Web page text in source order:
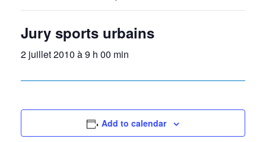
Jury sports urbains
2 juillet 2010 à 9 h 00 min
Add to calendar